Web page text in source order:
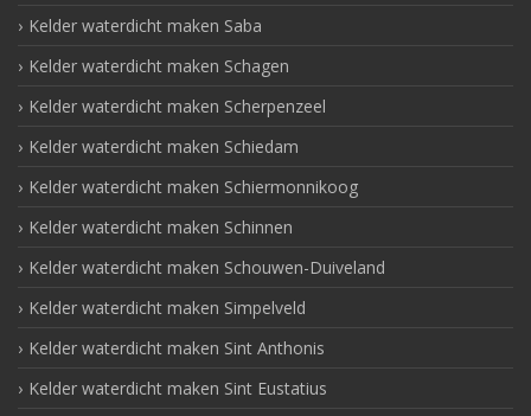
Kelder waterdicht maken Saba
Kelder waterdicht maken Schagen
Kelder waterdicht maken Scherpenzeel
Kelder waterdicht maken Schiedam
Kelder waterdicht maken Schiermonnikoog
Kelder waterdicht maken Schinnen
Kelder waterdicht maken Schouwen-Duiveland
Kelder waterdicht maken Simpelveld
Kelder waterdicht maken Sint Anthonis
Kelder waterdicht maken Sint Eustatius